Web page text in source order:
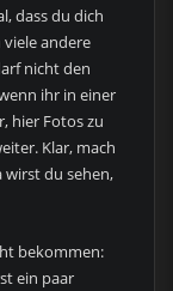
dass du dich
andere
nicht den
ihr in einer
hier Fotos zu
Klar, mach
wirst du sehen,
bekommen:
ein paar